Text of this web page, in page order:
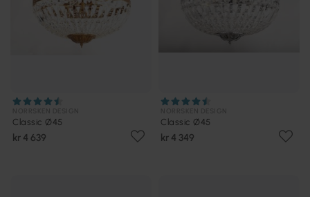
Classic Ø45
kr 4 639
Classic Ø45
kr 4 349